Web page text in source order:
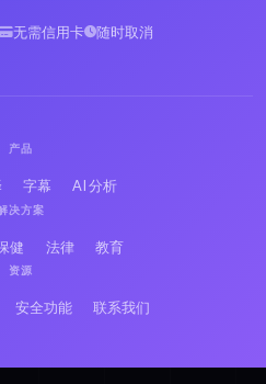
无需信用卡 随时取消
产品
字幕 AI 分析
决方案
健 法律 教育
资源
安全功能 联系我们